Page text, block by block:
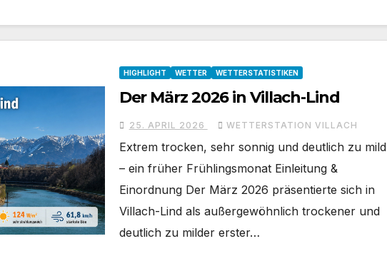
HIGHLIGHT WETTER WETTERSTATISTIKEN
Der März 2026 in Villach-Lind
25. APRIL 2026 WETTERSTATION VILLACH
Extrem trocken, sehr sonnig und deutlich zu mild
– ein früher Frühlingsmonat Einleitung &
Einordnung Der März 2026 präsentierte sich in
Villach-Lind als außergewöhnlich trockener und
deutlich zu milder erster…